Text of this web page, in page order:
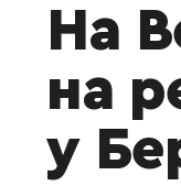
На
на
у